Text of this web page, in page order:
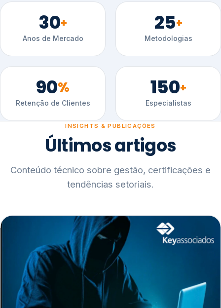
30+
Anos de Mercado
25+
Metodologias
90%
Retenção de Clientes
150+
Especialistas
INSIGHTS & PUBLICAÇÕES
Últimos artigos
Conteúdo técnico sobre gestão, certificações e
tendências setoriais.